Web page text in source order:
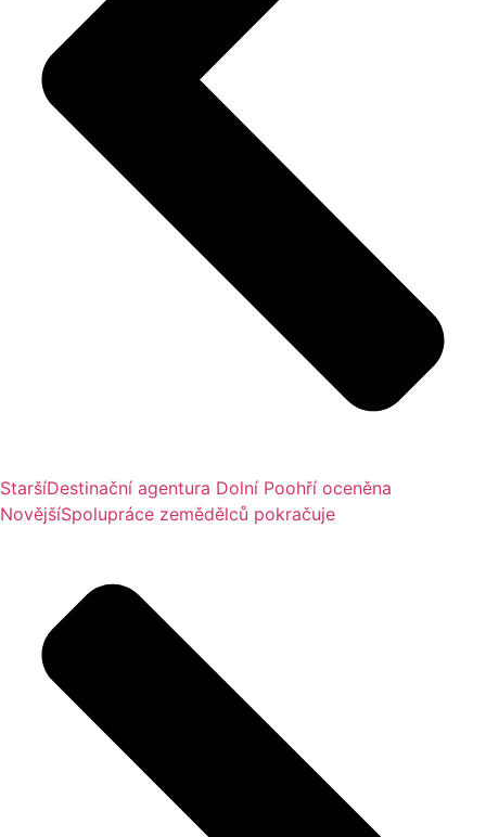
StaršíDestinační agentura Dolní Poohří oceněna
NovějšíSpolupráce zemědělců pokračuje